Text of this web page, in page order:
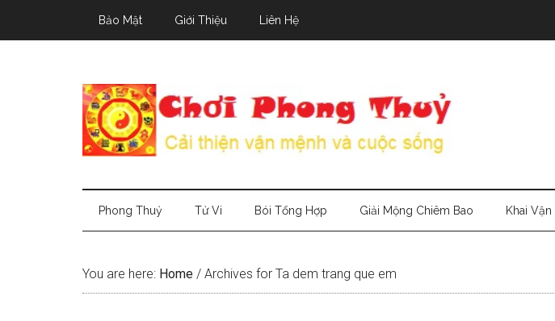
Bảo Mật Giới Thiệu Liên Hệ
Phong Thuỷ Tử Vi Bói Tổng Hợp Giải Mộng Chiêm Bao Khai Vận
You are here: Home / Archives for Ta dem trang que em